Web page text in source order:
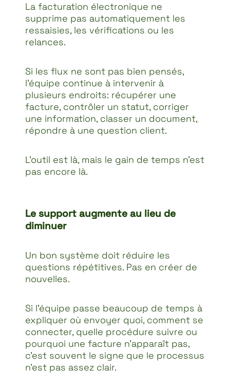
La facturation électronique ne
supprime pas automatiquement les
ressaisies, les vérifications ou les
relances.
Si les flux ne sont pas bien pensés,
l’équipe continue à intervenir à
plusieurs endroits: récupérer une
facture, contrôler un statut, corriger
une information, classer un document,
répondre à une question client.
L’outil est là, mais le gain de temps n’est
pas encore là.
Le support augmente au lieu de
diminuer
Un bon système doit réduire les
questions répétitives. Pas en créer de
nouvelles.
Si l’équipe passe beaucoup de temps à
expliquer où envoyer quoi, comment se
connecter, quelle procédure suivre ou
pourquoi une facture n’apparaît pas,
c’est souvent le signe que le processus
n’est pas assez clair.